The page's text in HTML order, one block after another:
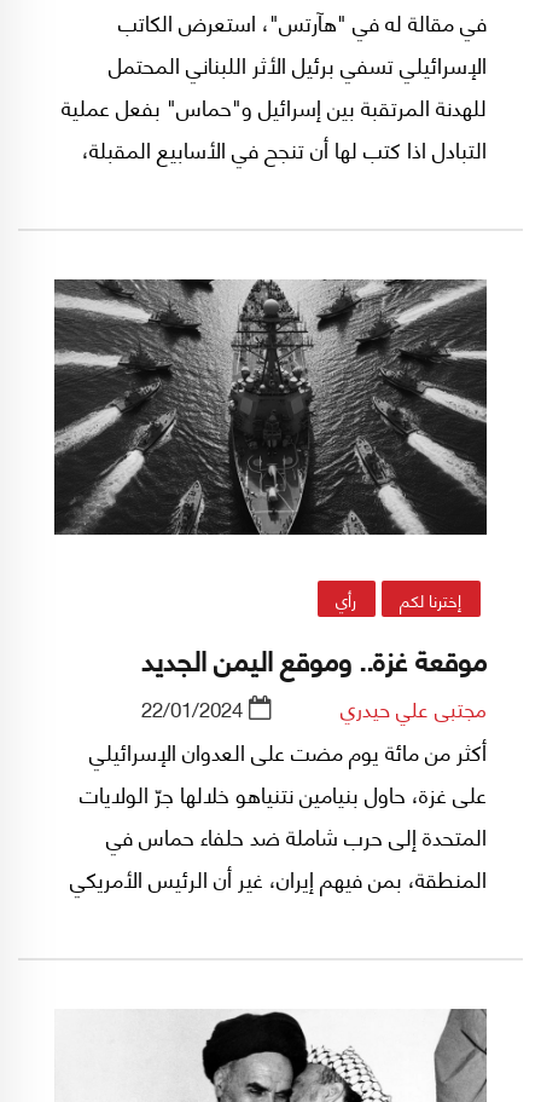
في مقالة له في "هآرتس"، استعرض الكاتب
الإسرائيلي تسفي برئيل الأثر اللبناني المحتمل
للهدنة المرتقبة بين إسرائيل و"حماس" بفعل عملية
التبادل اذا كتب لها أن تنجح في الأسابيع المقبلة،
لـ(السيد) حسن نصرالله الذريعة المناسبة لوقف
معارضته القيام بخطوات سياسية ما دامت الحرب
مستمرة، وسيُشكل ذلك فرصة للتوصل إلى صفقة
لانتخاب رئيس للجمهورية".
إخترنا لكم رأي
موقعة غزة.. وموقع اليمن الجديد
مجتبى علي حيدري 22/01/2024
أكثر من مائة يوم مضت على العدوان الإسرائيلي
على غزة، حاول بنيامين نتنياهو خلالها جرّ الولايات
المتحدة إلى حرب شاملة ضد حلفاء حماس في
المنطقة، بمن فيهم إيران، غير أن الرئيس الأمريكي
المُكلفة لبلاده وإسرائيل في آن معاً.